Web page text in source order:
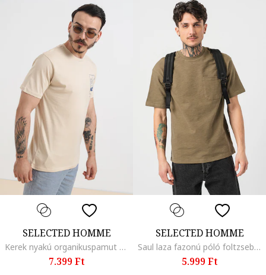
SELECTED HOMME
Kerek nyakú organikuspamut póló, Tevebarna
7.399 Ft
SELECTED HOMME
Saul laza fazonú póló foltzsebbel a mellrészen, Olívazöld
5.999 Ft